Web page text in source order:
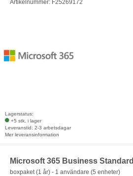
Artikelnummer: F25269172
Lagerstatus:
+5 stk. i lager
Leveranstid: 2-3 arbetsdagar
Mer leveransinformation
Microsoft 365 Business Standard
boxpaket (1 år) - 1 användare (5 enheter)